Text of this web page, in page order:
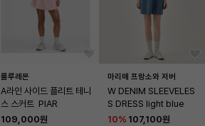
룰루레몬
A라인 사이드 플리트 테니
스 스커트  PIAR
109,000원
마리떼 프랑소와 저버
W DENIM SLEEVELES
S DRESS light blue
10% 107,100원